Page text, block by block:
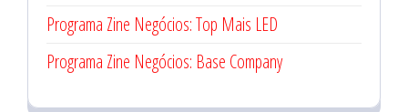
Programa Zine Negócios: Top Mais LED
Programa Zine Negócios: Base Company